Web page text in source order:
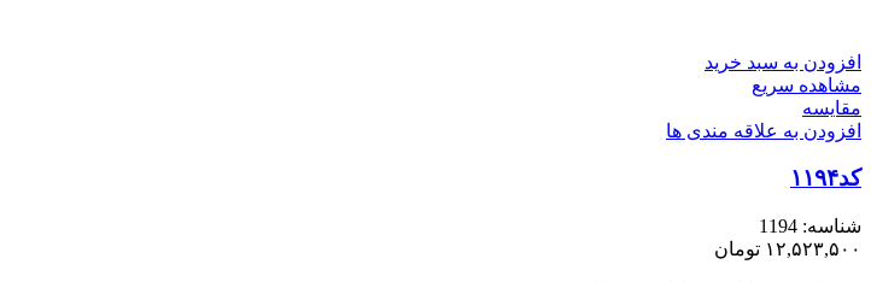
افزودن به سبد خرید
مشاهده سریع
مقایسه
افزودن به علاقه مندی ها
کد۱۱۹۴
شناسه: 1194
۱۲,۵۲۳,۵۰۰ تومان